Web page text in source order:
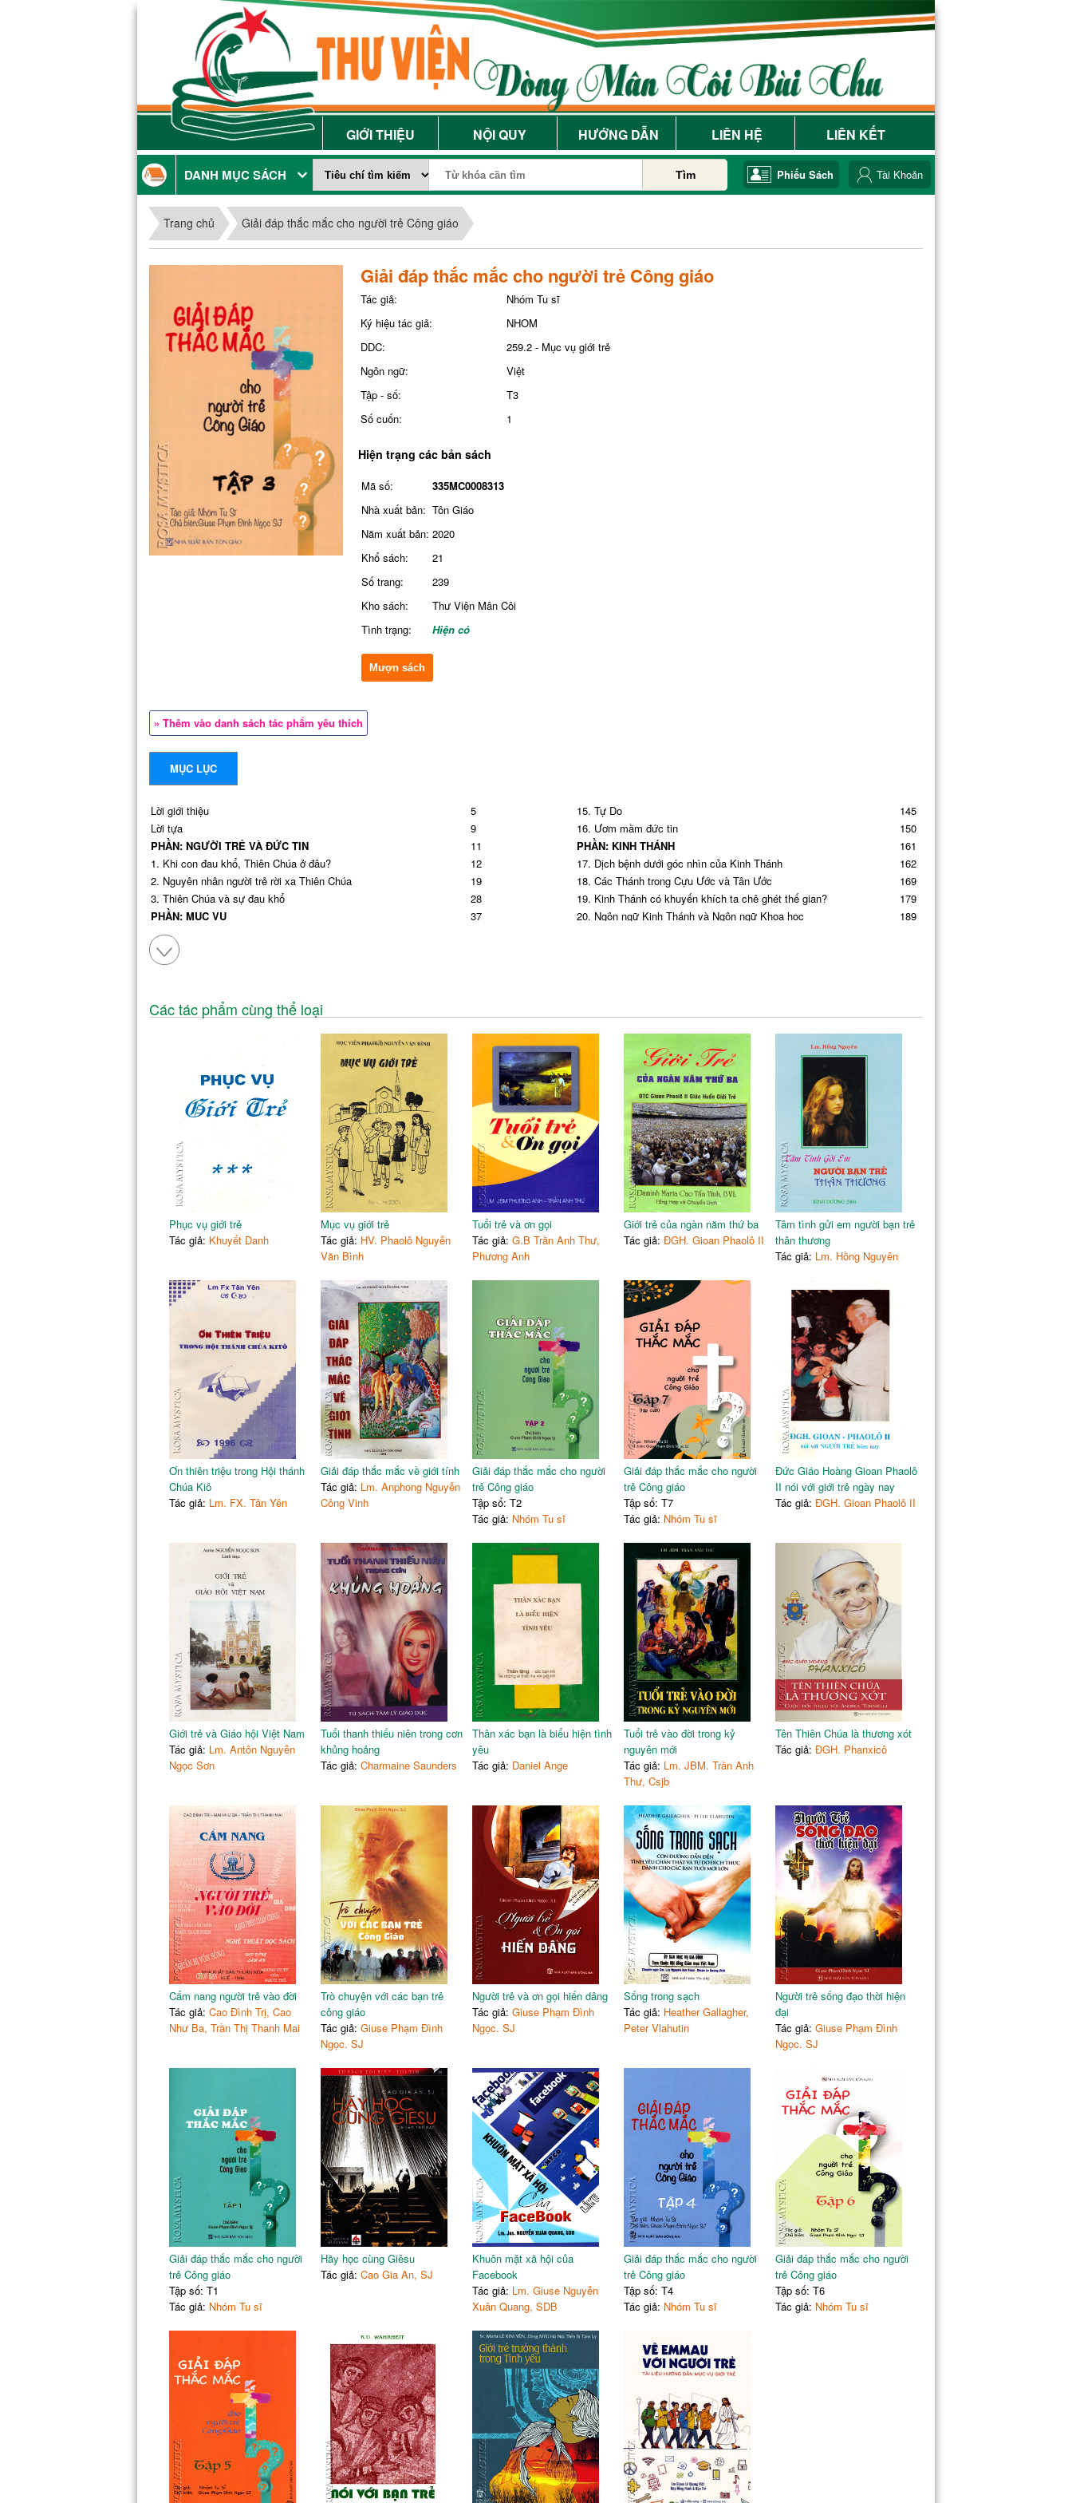
GIỚI THIỆU NỘI QUY HƯỚNG DẪN LIÊN HỆ LIÊN KẾT
DANH MỤC SÁCH Tìm Phiếu Sách Tài Khoản
Trang chủ Giải đáp thắc mắc cho người trẻ Công giáo
Giải đáp thắc mắc cho người trẻ Công giáo
Tác giả:
Nhóm Tu sĩ
Ký hiệu tác giả:
NHOM
DDC:
259.2 - Mục vụ giới trẻ
Ngôn ngữ:
Việt
Tập - số:
T3
Số cuốn:
1
Hiện trạng các bản sách
Mã số:
335MC0008313
Nhà xuất bản: Tôn Giáo
Năm xuất bản: 2020
Khổ sách:
21
Số trang:
239
Kho sách:
Thư Viện Mân Côi
Tình trạng:
Hiện có
Mượn sách
» Thêm vào danh sách tác phẩm yêu thích
MỤC LỤC
Lời giới thiệu
5
Lời tựa
9
PHẦN: NGƯỜI TRẺ VÀ ĐỨC TIN
11
1. Khi con đau khổ, Thiên Chúa ở đâu?
12
2. Nguyên nhân người trẻ rời xa Thiên Chúa
19
3. Thiên Chúa và sự đau khổ
28
PHẦN: MỤC VỤ
37
4. Người Công Giáo có nên đi xem bói?
5. Chúa dựng nên con cách lạ lùng
6. Thủ dâm có phạm tội không?
PHẦN: HÔN NHÂN GIA ĐÌNH
8. Bí quyết giữ gìn hạnh phúc gia đình
74
9. Gia đình Công Giáo đóng góp cho xã hội Việt
83
92
PHẦN: GIÁO HỘI CÔNG GIÁO
11. Tóm lược đạo Công Giáo
12. Đức Mẹ đồng trinh trọn đời
113
127
PHẦN: ĐỜI SỐNG NHÂN BẢN
135
14. Sống chiều sâu
136
15. Tự Do
145
16. Ươm mầm đức tin
150
PHẦN: KINH THÁNH
161
17. Dịch bệnh dưới góc nhìn của Kinh Thánh
162
18. Các Thánh trong Cựu Ước và Tân Ước
169
19. Kinh Thánh có khuyến khích ta chê ghét thế gian?
179
20. Ngôn ngữ Kinh Thánh và Ngôn ngữ Khoa học
189
24. Hội Dòng Con Đức Mẹ Cần Thơ
219
25. Giới Thiệu Hội Dòng Đức Bà
226
Kinh Nguyện Giới Trẻ
Đã xuất bản
Sách sẽ xuất bản
Các tác phẩm cùng thể loại
Phục vụ giới trẻ
Tác giả: Khuyết Danh
Mục vụ giới trẻ
Tác giả: HV. Phaolô Nguyễn
Văn Bình
Tuổi trẻ và ơn gọi
Tác giả: G.B Trần Anh Thư,
Phương Anh
Giới trẻ của ngàn năm thứ ba
Tác giả: ĐGH. Gioan Phaolô II
Tâm tình gửi em người bạn trẻ
thân thương
Tác giả: Lm. Hồng Nguyên
Ơn thiên triệu trong Hội thánh
Chúa Kiô
Tác giả: Lm. FX. Tân Yên
Giải đáp thắc mắc về giới tính
Tác giả: Lm. Anphong Nguyễn
Công Vinh
Giải đáp thắc mắc cho người
trẻ Công giáo
Tập số: T2
Tác giả: Nhóm Tu sĩ
Giải đáp thắc mắc cho người
trẻ Công giáo
Tập số: T7
Tác giả: Nhóm Tu sĩ
Đức Giáo Hoàng Gioan Phaolô
II nói với giới trẻ ngày nay
Tác giả: ĐGH. Gioan Phaolô II
Giới trẻ và Giáo hội Việt Nam
Tác giả: Lm. Antôn Nguyễn
Ngọc Sơn
Tuổi thanh thiếu niên trong cơn
khủng hoảng
Tác giả: Charmaine Saunders
Thân xác bạn là biểu hiện tình
yêu
Tác giả: Daniel Ange
Tuổi trẻ vào đời trong kỷ
nguyên mới
Tác giả: Lm. JBM. Trần Anh
Thư, Csjb
Tên Thiên Chúa là thương xót
Tác giả: ĐGH. Phanxicô
Cẩm nang người trẻ vào đời
Tác giả: Cao Đình Trị, Cao
Như Ba, Trần Thị Thanh Mai
Trò chuyện với các bạn trẻ
công giáo
Tác giả: Giuse Phạm Đình
Ngọc. SJ
Người trẻ và ơn gọi hiến dâng
Tác giả: Giuse Phạm Đình
Ngọc. SJ
Sống trong sạch
Tác giả: Heather Gallagher,
Peter Vlahutin
Người trẻ sống đạo thời hiện
đại
Tác giả: Giuse Phạm Đình
Ngọc. SJ
Giải đáp thắc mắc cho người
trẻ Công giáo
Tập số: T1
Tác giả: Nhóm Tu sĩ
Hãy học cùng Giêsu
Tác giả: Cao Gia An, SJ
Khuôn mặt xã hội của
Facebook
Tác giả: Lm. Giuse Nguyễn
Xuân Quang, SDB
Giải đáp thắc mắc cho người
trẻ Công giáo
Tập số: T4
Tác giả: Nhóm Tu sĩ
Giải đáp thắc mắc cho người
trẻ Công giáo
Tập số: T6
Tác giả: Nhóm Tu sĩ